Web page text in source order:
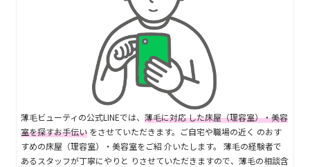
薄毛ビューティの公式LINEでは、 薄毛に対応 した床屋（理容室）・美容
室を探すお手伝い をさせていただきます。ご自宅や職場の近く のおす
すめの床屋（理容室）・美容室をご紹 介いたします。 薄毛の経験者で
あるスタッフが丁寧にやりと りさせていただきますので、薄毛の相談含